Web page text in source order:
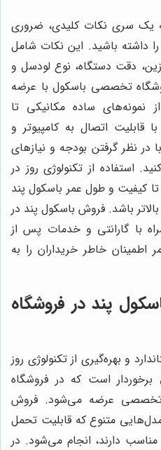
یک سری نکات کلیدی، ضروری
داشته باشید. این نکات شامل
دقت دستگاه، نوع لودسل و
تخصصی باسکول با عرضه
نمونه‌های ساده مکانیکی تا
قابلیت اتصال به کامپیوتر و
در نظر گرفتن بودجه و نیازهای
استفاده از تکنولوژی روز در
کیفیت و طول عمر باسکول پند
باشد. فروش باسکول پند در
با گارانتی و خدمات پس از
خاطر خریداران را به
پند در فروشگاه
و بهره‌گیری از تکنولوژی روز
برخوردار است که در فروشگاه
عرضه می‌شود. فروش
متنوع که قابلیت تحمل
دارند، انجام می‌شود. در